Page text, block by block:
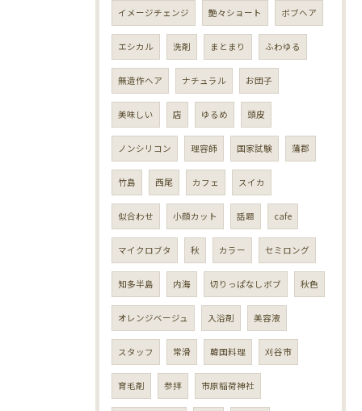
イメージチェンジ 艶々ショート ボブヘア
エシカル 洗剤 まとまり ふわゆる
無造作ヘア ナチュラル お団子
美味しい 店 ゆるめ 頭皮
ノンシリコン 理容師 国家試験 蒲郡
竹島 西尾 カフェ スイカ
似合わせ 小顔カット 話題 cafe
マイクロブタ 秋 カラー セミロング
知多半島 内海 切りっぱなしボブ 秋色
オレンジベージュ 入浴剤 美容液
スタッフ 常滑 韓国料理 刈谷市
育毛剤 参拝 市原稲荷神社